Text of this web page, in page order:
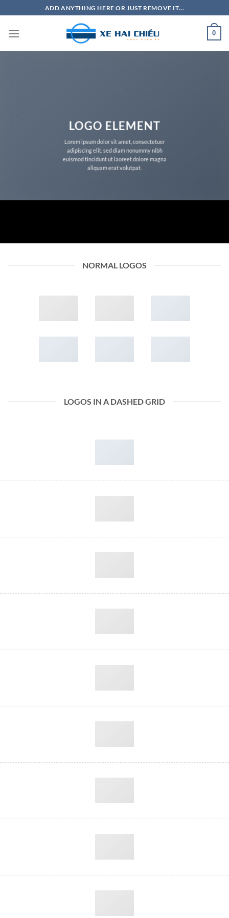
qua
nội
ADD ANYTHING HERE OR JUST REMOVE IT...
0
LOGO ELEMENT
Lorem ipsum dolor sit amet, consectetuer
adipiscing elit, sed diam nonummy nibh
euismod tincidunt ut laoreet dolore magna
aliquam erat volutpat.
NORMAL LOGOS
LOGOS IN A DASHED GRID